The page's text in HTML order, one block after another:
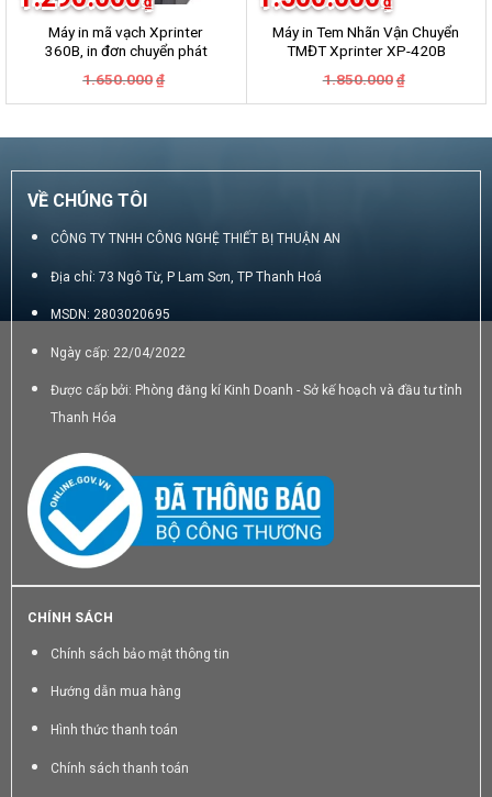
Máy in mã vạch Xprinter
360B, in đơn chuyển phát
GHN, GHTK, Viettel Post,
VNpost, Best, J&T
1.650.000 ₫
là:
tại
1.290.000₫.
Máy in Tem Nhãn Vận Chuyển
TMĐT Xprinter XP-420B
1.850.000 ₫
là:
tại
1.500.000₫.
VỀ CHÚNG TÔI
CÔNG TY TNHH CÔNG NGHỆ THIẾT BỊ THUẬN AN
Địa chỉ: 73 Ngô Từ, P Lam Sơn, TP Thanh Hoá
MSDN: 2803020695
Ngày cấp: 22/04/2022
Được cấp bởi: Phòng đăng kí Kinh Doanh - Sở kế hoạch và đầu tư tỉnh
Thanh Hóa
CHÍNH SÁCH
Chính sách bảo mật thông tin
Hướng dẫn mua hàng
Hình thức thanh toán
Chính sách thanh toán